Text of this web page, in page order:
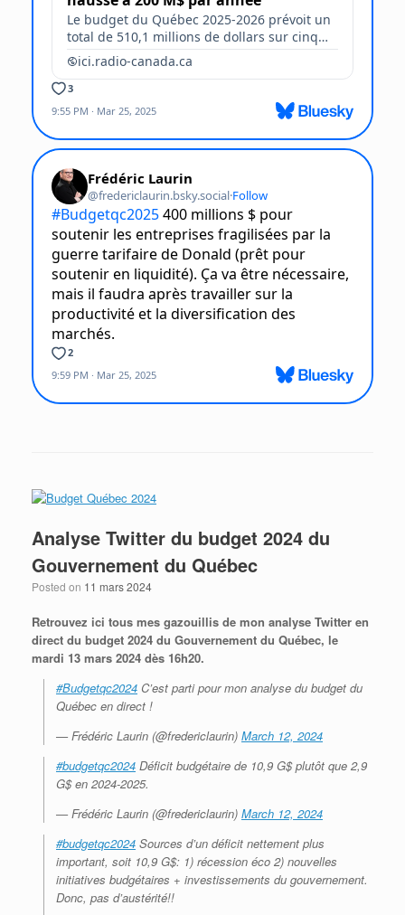
Analyse Twitter du budget 2024 du
Gouvernement du Québec
Posted on 11 mars 2024
Retrouvez ici tous mes gazouillis de mon analyse Twitter en
direct du budget 2024 du Gouvernement du Québec, le
mardi 13 mars 2024 dès 16h20.
#Budgetqc2024 C’est parti pour mon analyse du budget du
Québec en direct !
— Frédéric Laurin (@fredericlaurin) March 12, 2024
#budgetqc2024 Déficit budgétaire de 10,9 G$ plutôt que 2,9
G$ en 2024-2025.
— Frédéric Laurin (@fredericlaurin) March 12, 2024
#budgetqc2024 Sources d’un déficit nettement plus
important, soit 10,9 G$: 1) récession éco 2) nouvelles
initiatives budgétaires + investissements du gouvernement.
Donc, pas d’austérité!!